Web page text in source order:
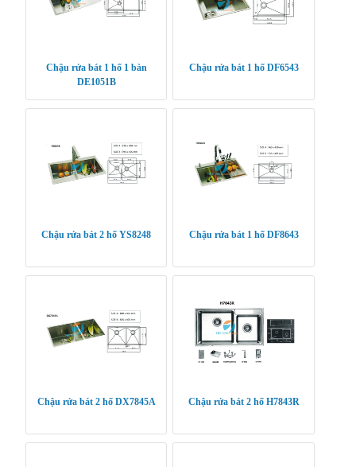
Chậu rửa bát 1 hố 1 bàn
DE1051B
Chậu rửa bát 1 hố DF6543
Chậu rửa bát 2 hố YS8248 Chậu rửa bát 1 hố DF8643
Chậu rửa bát 2 hố DX7845A Chậu rửa bát 2 hố H7843R